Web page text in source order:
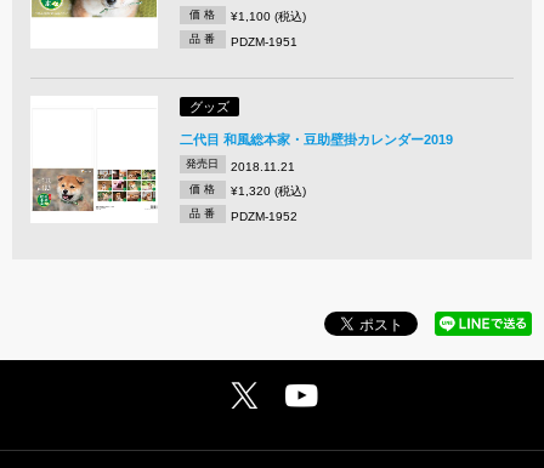
価 格 ¥1,100 (税込)
品 番 PDZM-1951
グッズ
二代目 和風総本家・豆助壁掛カレンダー2019
発売日 2018.11.21
価 格 ¥1,320 (税込)
品 番 PDZM-1952